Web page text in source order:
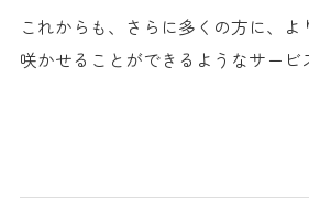
これからも、さらに多くの方に、
咲かせることができるようなサービ